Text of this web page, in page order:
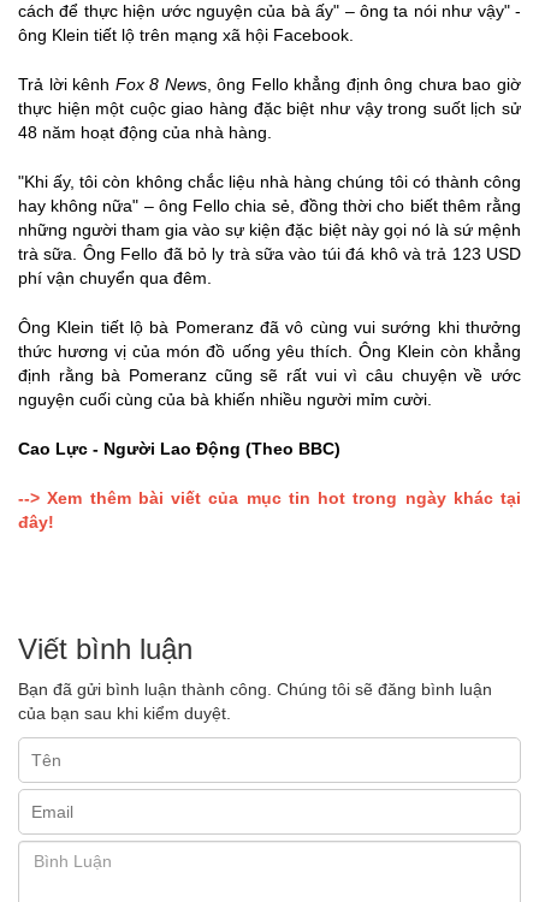
cách để thực hiện ước nguyện của bà ấy" – ông ta nói như vậy" -
ông Klein tiết lộ trên mạng xã hội Facebook.
Trả lời kênh Fox 8 News, ông Fello khẳng định ông chưa bao giờ
thực hiện một cuộc giao hàng đặc biệt như vậy trong suốt lịch sử
48 năm hoạt động của nhà hàng.
"Khi ấy, tôi còn không chắc liệu nhà hàng chúng tôi có thành công
hay không nữa" – ông Fello chia sẻ, đồng thời cho biết thêm rằng
những người tham gia vào sự kiện đặc biệt này gọi nó là sứ mệnh
trà sữa. Ông Fello đã bỏ ly trà sữa vào túi đá khô và trả 123 USD
phí vận chuyển qua đêm.
Ông Klein tiết lộ bà Pomeranz đã vô cùng vui sướng khi thưởng
thức hương vị của món đồ uống yêu thích. Ông Klein còn khẳng
định rằng bà Pomeranz cũng sẽ rất vui vì câu chuyện về ước
nguyện cuối cùng của bà khiến nhiều người mỉm cười.
Cao Lực - Người Lao Động (Theo BBC)
--> Xem thêm bài viết của mục tin hot trong ngày khác tại
đây!
Viết bình luận
Bạn đã gửi bình luận thành công. Chúng tôi sẽ đăng bình luận
của bạn sau khi kiểm duyệt.